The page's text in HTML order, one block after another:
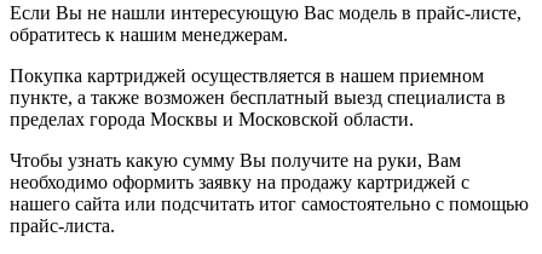
Если Вы не нашли интересующую Вас модель в прайс-листе,
обратитесь к нашим менеджерам.
Покупка картриджей осуществляется в нашем приемном
пункте, а также возможен бесплатный выезд специалиста в
пределах города Москвы и Московской области.
Чтобы узнать какую сумму Вы получите на руки, Вам
необходимо оформить заявку на продажу картриджей с
нашего сайта или подсчитать итог самостоятельно с помощью
прайс-листа.